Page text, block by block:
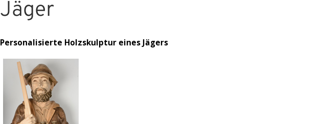
Jäger
Personalisierte Holzskulptur eines Jägers